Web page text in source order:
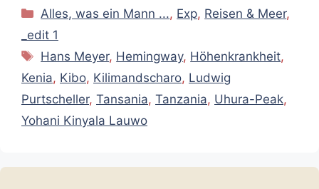
Kategorien
Alles, was ein Mann ..., Exp, Reisen & Meer,
_edit 1
Schlagwörter
Hans Meyer, Hemingway, Höhenkrankheit,
Kenia, Kibo, Kilimandscharo, Ludwig
Purtscheller, Tansania, Tanzania, Uhura-Peak,
Yohani Kinyala Lauwo